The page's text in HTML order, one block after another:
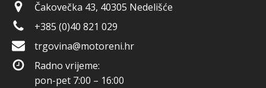
Čakovečka 43, 40305 Nedelišće
+385 (0)40 821 029
trgovina@motoreni.hr
Radno vrijeme:
pon-pet 7:00 – 16:00